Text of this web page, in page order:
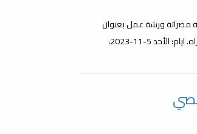
مصراتة ورشة عمل بعنوان
(استخدام علم المعلومات الحياتية في دراسة بعض الجينات) سيقدمها: د. مصطفى محمد دراه. ايام: الأحد 5-11-2023،